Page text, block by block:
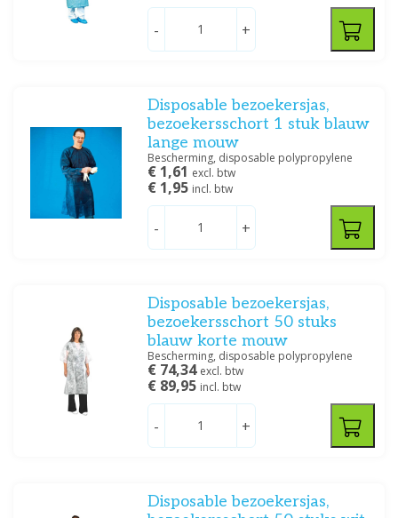
- +
Disposable bezoekersjas,
bezoekersschort 1 stuk blauw
lange mouw
Bescherming, disposable polypropylene
€ 1,61 excl. btw
€ 1,95 incl. btw
- +
Disposable bezoekersjas,
bezoekersschort 50 stuks
blauw korte mouw
Bescherming, disposable polypropylene
€ 74,34 excl. btw
€ 89,95 incl. btw
- +
Disposable bezoekersjas,